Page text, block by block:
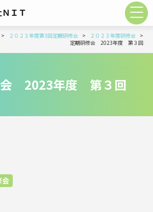
ＩＴ
２０２３年度第3回定期研修会
２０２３年度研修会
定期研修会 2023年度 第３回
会 2023年度 第３回
会